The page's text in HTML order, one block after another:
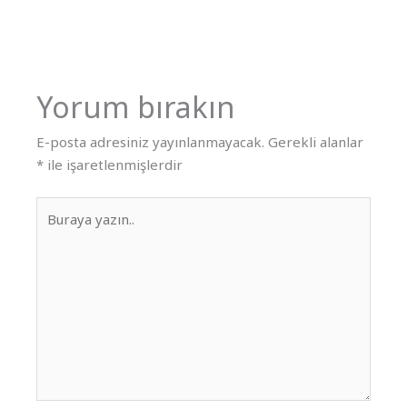
Yorum bırakın
E-posta adresiniz yayınlanmayacak. Gerekli alanlar
* ile işaretlenmişlerdir
yazın..